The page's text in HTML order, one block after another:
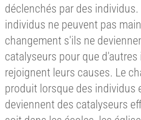
déclenchés par des
individus ne peuvent pas
changement s'ils ne
catalyseurs pour que
rejoignent leurs causes. Le
produit lorsque des individus
deviennent des catalyseurs